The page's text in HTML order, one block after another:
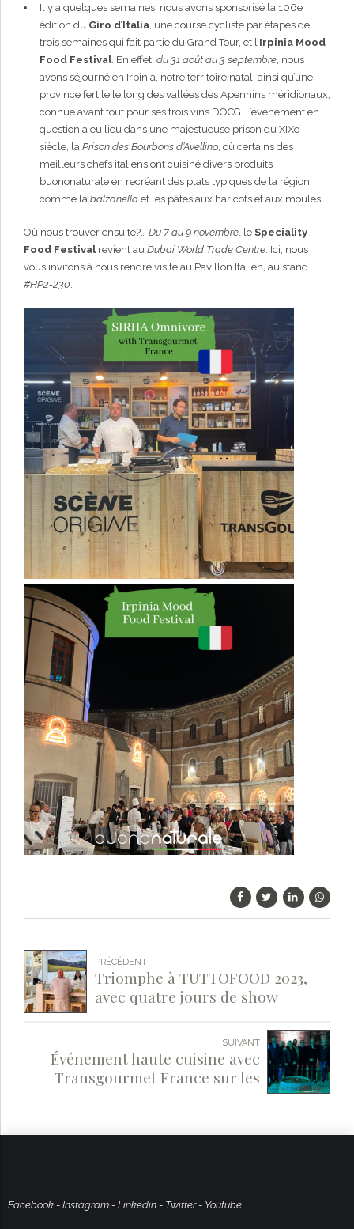
Il y a quelques semaines, nous avons sponsorisé la 106e
édition du Giro d’Italia , une course cycliste par étapes de
trois semaines qui fait partie du Grand Tour, et l’Irpinia Mood
Food Festival. En effet, du 31 août au 3 septembre , nous
avons séjourné en Irpinia, notre territoire natal, ainsi qu’une
province fertile le long des vallées des Apennins méridionaux,
connue avant tout pour ses trois vins DOCG. L’événement en
question a eu lieu dans une majestueuse prison du XIXe
siècle, la Prison des Bourbons d’Avellino , où certains des
meilleurs chefs italiens ont cuisiné divers produits
buononaturale en recréant des plats typiques de la région
comme la balzanella et les pâtes aux haricots et aux moules.
Où nous trouver ensuite?… Du 7 au 9 novembre , le Speciality
Food Festivalrevient au Dubai World Trade Centre . Ici, nous
vous invitons à nous rendre visite au Pavillon Italien, au stand
#HP2-230
PRÉCÉDENT
Triomphe à TUTTOFOOD 2023,
avec quatre jours de show
SUIVANT
Événement haute cuisine avec
Transgourmet France sur les
Facebook - Instagram - Linkedin - Twitter- Youtube